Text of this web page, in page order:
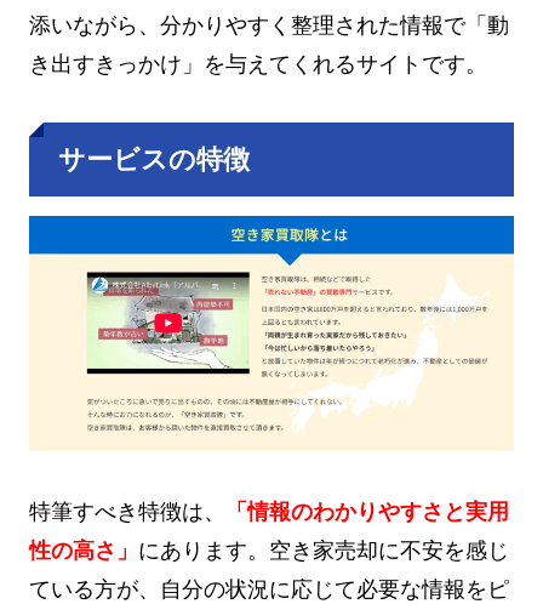
添いながら、分かりやすく整理された情報で「動
き出すきっかけ」を与えてくれるサイトです。
サービスの特徴
特筆すべき特徴は、
「情報のわかりやすさと実用
性の高さ」 にあります。空き家売却に不安を感じ
ている方が、自分の状況に応じて必要な情報をピ